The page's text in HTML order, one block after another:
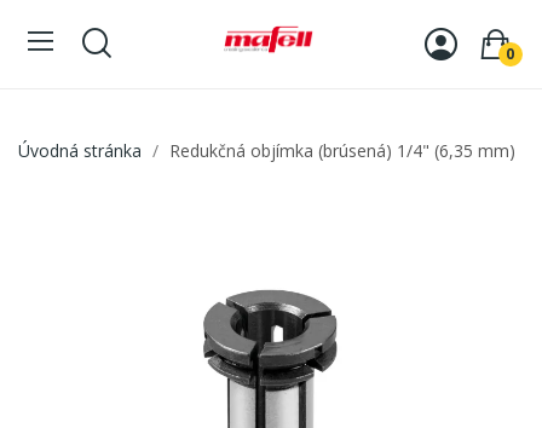
0
Úvodná stránka Redukčná objímka (brúsená) 1/4" (6,35 mm)